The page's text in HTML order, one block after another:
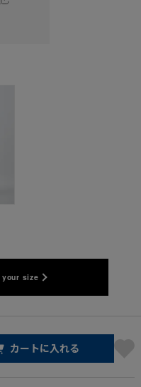
your size
カートに入れる